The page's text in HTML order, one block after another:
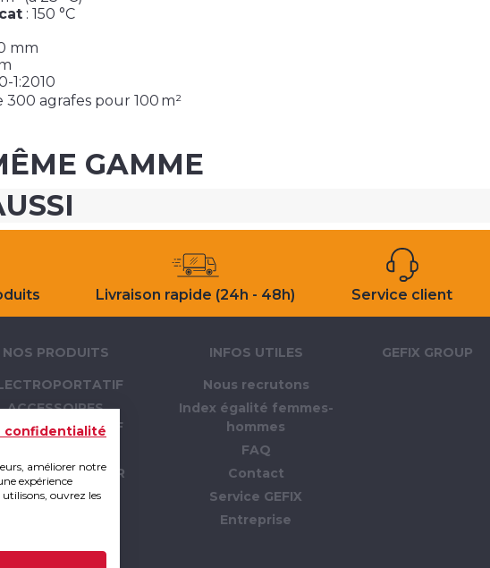
: 150 °C
mm
1:2010
300 agrafes pour 100 m²
GAMME
Livraison rapide (24h - 48h) Service client
NOS PRODUITS
ACCESSOIRES
- CHANTIER
EPI
INFOS UTILES
Nous recrutons
Index égalité femmes-
hommes
FAQ
Contact
Service GEFIX
Entreprise
GEFIX GROUP
confidentialité
améliorer notre
expérience
ouvrez les